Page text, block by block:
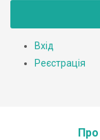
Вхід
Реєстрація
Про